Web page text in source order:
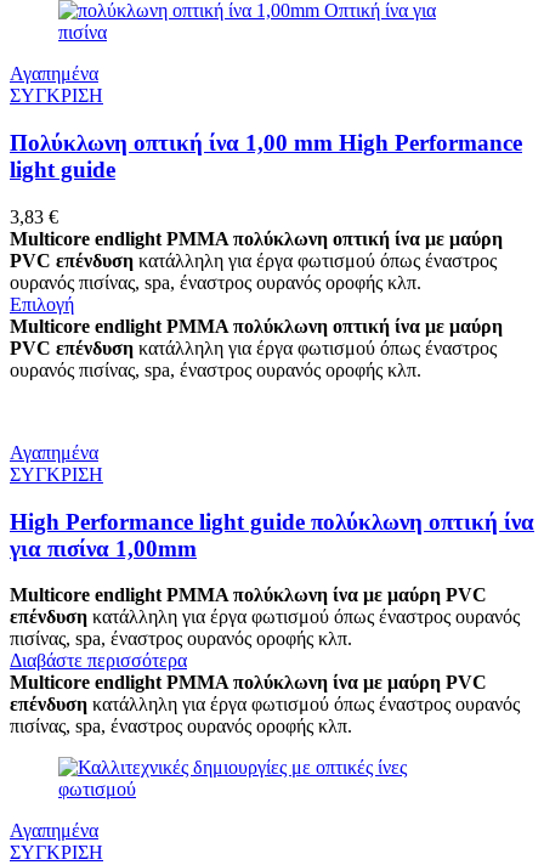
Αγαπημένα
ΣΥΓΚΡΙΣΗ
Πολύκλωνη οπτική ίνα 1,00 mm High Performance
light guide
3,83 €
Multicore endlight PMMA πολύκλωνη οπτική ίνα με μαύρη
PVC επένδυση κατάλληλη για έργα φωτισμού όπως έναστρος
ουρανός πισίνας, spa, έναστρος ουρανός οροφής κλπ.
Επιλογή
Multicore endlight PMMA πολύκλωνη οπτική ίνα με μαύρη
PVC επένδυση κατάλληλη για έργα φωτισμού όπως έναστρος
ουρανός πισίνας, spa, έναστρος ουρανός οροφής κλπ.
Αγαπημένα
ΣΥΓΚΡΙΣΗ
High Performance light guide πολύκλωνη οπτική ίνα
για πισίνα 1,00mm
Multicore endlight PMMA πολύκλωνη ίνα με μαύρη PVC
επένδυση κατάλληλη για έργα φωτισμού όπως έναστρος ουρανός
πισίνας, spa, έναστρος ουρανός οροφής κλπ.
Διαβάστε περισσότερα
Multicore endlight PMMA πολύκλωνη ίνα με μαύρη PVC
επένδυση κατάλληλη για έργα φωτισμού όπως έναστρος ουρανός
πισίνας, spa, έναστρος ουρανός οροφής κλπ.
Αγαπημένα
ΣΥΓΚΡΙΣΗ